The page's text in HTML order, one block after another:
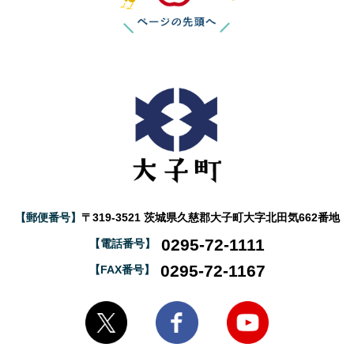
【郵便番号】 〒319-3521 茨城県久慈郡大子町大字北田気662番地
【電話番号】 0295-72-1111
【FAX番号】 0295-72-1167
大子町Twitter 大子町Facebook